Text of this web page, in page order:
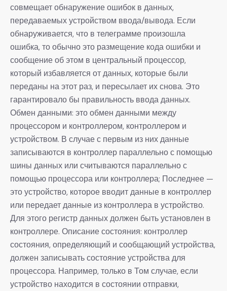
совмещает обнаружение ошибок в данных,
передаваемых устройством ввода/вывода. Если
обнаруживается, что в телеграмме произошла
ошибка, то обычно это размещение кода ошибки и
сообщение об этом в центральный процессор,
который избавляется от данных, которые были
переданы на этот раз, и пересылает их снова. Это
гарантировало бы правильность ввода данных.
Обмен данными: это обмен данными между
процессором и контроллером, контроллером и
устройством. В случае с первым из них данные
записываются в контроллер параллельно с помощью
шины данных или считываются параллельно с
помощью процессора или контроллера; Последнее —
это устройство, которое вводит данные в контроллер
или передает данные из контроллера в устройство.
Для этого регистр данных должен быть установлен в
контроллере. Описание состояния: контроллер
состояния, определяющий и сообщающий устройства,
должен записывать состояние устройства для
процессора. Например, только в Том случае, если
устройство находится в состоянии отправки,